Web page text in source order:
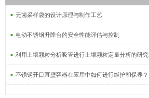
无菌采样袋的设计原理与制作工艺
电动不锈钢升降台的安全性能评估与控制
利用土壤颗粒分析吸管进行土壤颗粒定量分析的研究
不锈钢开口直壁容器在应用中如何进行维护和保养？